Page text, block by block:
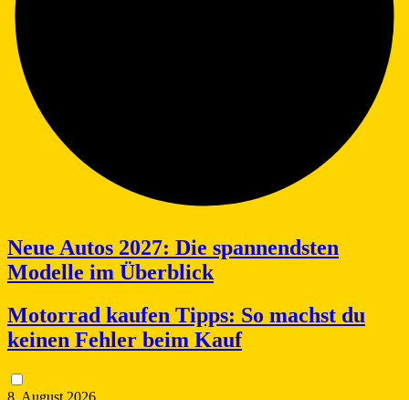
Neue Autos 2027: Die spannendsten
Modelle im Überblick
Motorrad kaufen Tipps: So machst du
keinen Fehler beim Kauf
8. August 2026